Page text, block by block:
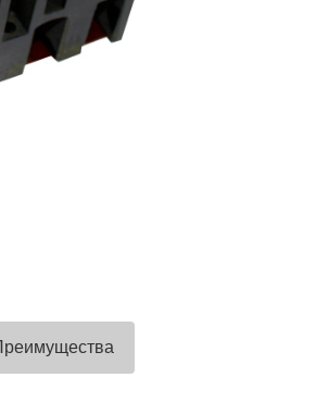
смету большого объекта в срок. А
хороший заказ))